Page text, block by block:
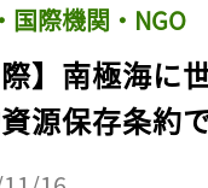
国際機関・NGO
際】南極海
源保存条約